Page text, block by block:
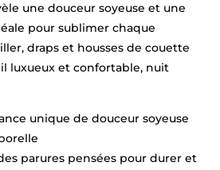
une douceur soyeuse et une
pour sublimer chaque
draps et housses de couette
luxueux et confortable, nuit
unique de douceur soyeuse
parures pensées pour durer et